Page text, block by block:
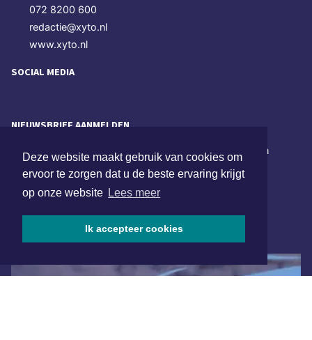
Deze website maakt gebruik van cookies om
ervoor te zorgen dat u de beste ervaring krijgt
op onze website Lees meer
Ik accepteer cookies
072 8200 600
redactie@xyto.nl
www.xyto.nl
SOCIAL MEDIA
NIEUWSBRIEF AANMELDEN
Schrijf je in voor onze nieuwsbrief en krijg wekelijks een
samenvatting van alle gebeurtenissen uit jouw regio.
Aanmelden
ONLINE DAGBLADEN